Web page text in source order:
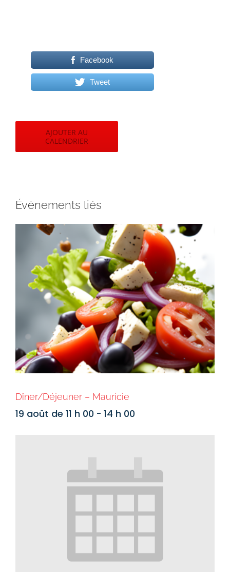
Facebook
Tweet
AJOUTER AU
CALENDRIER
Évènements liés
Dîner/Déjeuner – Mauricie
19 août de 11 h 00 - 14 h 00